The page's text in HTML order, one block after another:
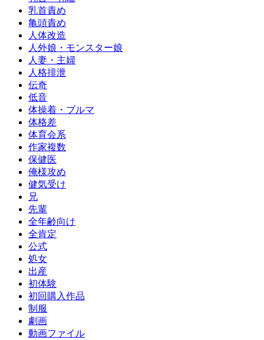
乳首責め
亀頭責め
人体改造
人外娘・モンスター娘
人妻・主婦
人格排泄
伝奇
低音
体操着・ブルマ
体格差
体育会系
作家複数
保健医
俺様攻め
健気受け
兄
先輩
全年齢向け
全肯定
公式
処女
出産
初体験
初回購入作品
制服
劇画
動画ファイル